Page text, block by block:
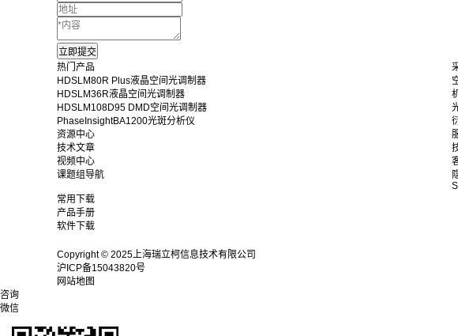
热门产品
HDSLM80R Plus液晶空间光调制器
HDSLM36R液晶空间光调制器
HDSLM108D95 DMD空间光调制器
PhaseInsightBA1200光斑分析仪
资源中心
技术文章
视频中心
课题组导航
常用下载
产品手册
软件下载
Copyright © 2025上海瑞立柯信息技术有限公司
沪ICP备15043820号
网站地图
咨询
微信